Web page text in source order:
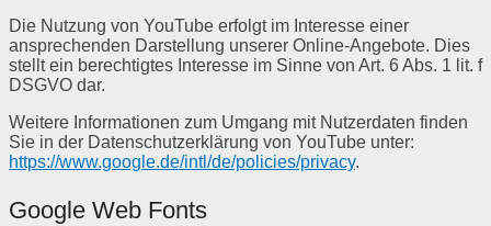
Die Nutzung von YouTube erfolgt im Interesse einer
ansprechenden Darstellung unserer Online-Angebote. Dies
stellt ein berechtigtes Interesse im Sinne von Art. 6 Abs. 1 lit. f
DSGVO dar.
Weitere Informationen zum Umgang mit Nutzerdaten finden
Sie in der Datenschutzerklärung von YouTube unter:
https://www.google.de/intl/de/policies/privacy.
Google Web Fonts